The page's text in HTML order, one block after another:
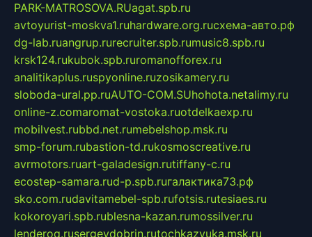
PARK-MATROSOVA.RUagat.spb.ru
avtoyurist-moskva1.ruhardware.org.ruсхема-авто.рф
dg-lab.ruangrup.rurecruiter.spb.rumusic8.spb.ru
krsk124.rukubok.spb.ruromanofforex.ru
analitikaplus.ruspyonline.ruzosikamery.ru
sloboda-ural.pp.ruAUTO-COM.SUhohota.netalimy.ru
online-z.comaromat-vostoka.ruotdelkaexp.ru
mobilvest.rubbd.net.rumebelshop.msk.ru
smp-forum.rubastion-td.rukosmoscreative.ru
avrmotors.ruart-galadesign.rutiffany-c.ru
ecostep-samara.rud-p.spb.ruгалактика73.рф
sko.com.rudavitamebel-spb.rufotsis.rutesiaes.ru
kokoroyari.spb.rublesna-kazan.rumossilver.ru
lenderoq.rusergeydobrin.rutochkazvuka.msk.ru